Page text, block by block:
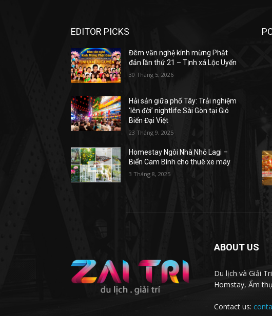
EDITOR PICKS
Đêm văn nghệ kính mừng Phật
đản lần thứ 21 – Tịnh xá Lộc Uyển
30 Tháng 5, 2026
Hải sản giữa phố Tây: Trải nghiệm
‘lên đời’ nightlife Sài Gòn tại Gió
Biển Đại Việt
23 Tháng 9, 2025
Homestay Ngôi Nhà Nhỏ Lagi –
Biển Cam Bình cho thuê xe máy
3 Tháng 8, 2025
ABOUT US
Du lịch và Giải
Homstay, Ẩm
Contact us: